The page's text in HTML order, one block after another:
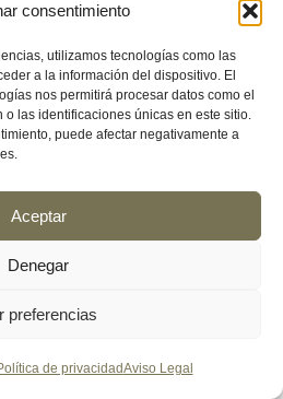
consentimiento
utilizamos tecnologías como las
a la información del dispositivo. El
nos permitirá procesar datos como el
las identificaciones únicas en este sitio.
puede afectar negativamente a
Aceptar
Denegar
preferencias
de privacidadAviso Legal